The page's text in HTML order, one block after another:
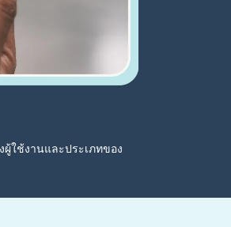
ใช้งานและประเภทของ